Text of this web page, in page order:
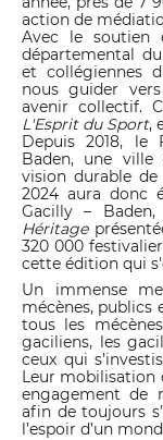
action de
Avec le soutien
départemental
et collégiennes
nous guider
avenir collectif.
L'Esprit du Sport,
Depuis 2018, le
Baden, une
vision durable
2024 aura donc
Gacilly –
Héritage
320 000
cette édition qui
Un immense
mécènes, publics
tous les
gaciliens, les
ceux qui
Leur mobilisation
engagement de
afin de toujours
l’espoir d’un